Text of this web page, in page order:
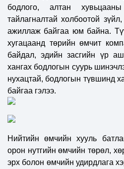
бодлого, алтан хувьцааны
тайлагналтай холбоотой
ажиллаж байгаа юм байна. Т
хугацаанд төрийн өмчит
байдал, эдийн засгийн үр
хангах бодлогын суурь
нухацтай, бодлогын түвшинд
байгаа гэлээ.
Нийтийн өмчийн хууль
орон нутгийн өмчийн төрөл,
эрх болон өмчийн удирдлага